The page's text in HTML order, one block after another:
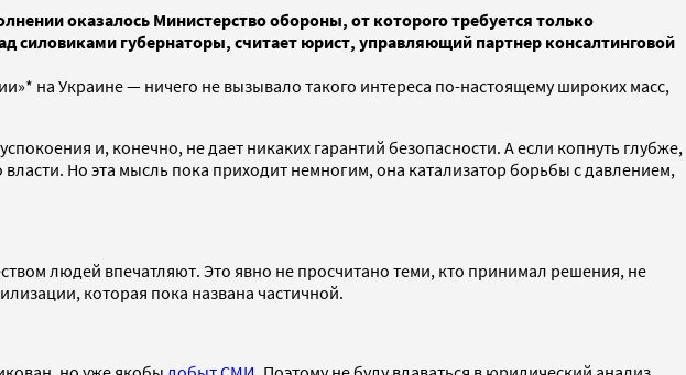
оказалось Министерство обороны, от которого требуется только
силовиками губернаторы, считает юрист, управляющий партнер консалтинговой
на Украине — ничего не вызывало такого интереса по-настоящему широких масс,
и, конечно, не дает никаких гарантий безопасности. А если копнуть глубже,
Но эта мысль пока приходит немногим, она катализатор борьбы с давлением,
людей впечатляют. Это явно не просчитано теми, кто принимал решения, не
которая пока названа частичной.